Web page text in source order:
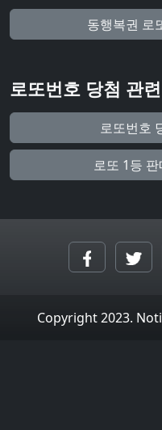
동행복권 로
로또번호 당첨 관
로또번호
로또 1등
Copyright 2023.